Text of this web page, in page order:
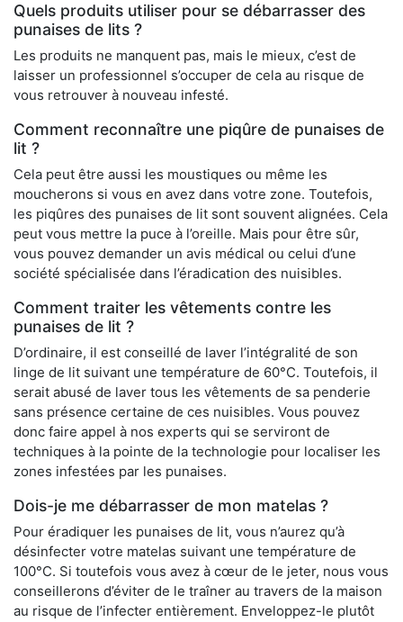
Quels produits utiliser pour se débarrasser des
punaises de lits ?
Les produits ne manquent pas, mais le mieux, c’est de
laisser un professionnel s’occuper de cela au risque de
vous retrouver à nouveau infesté.
Comment reconnaître une piqûre de punaises de
lit ?
Cela peut être aussi les moustiques ou même les
moucherons si vous en avez dans votre zone. Toutefois,
les piqûres des punaises de lit sont souvent alignées. Cela
peut vous mettre la puce à l’oreille. Mais pour être sûr,
vous pouvez demander un avis médical ou celui d’une
société spécialisée dans l’éradication des nuisibles.
Comment traiter les vêtements contre les
punaises de lit ?
D’ordinaire, il est conseillé de laver l’intégralité de son
linge de lit suivant une température de 60°C. Toutefois, il
serait abusé de laver tous les vêtements de sa penderie
sans présence certaine de ces nuisibles. Vous pouvez
donc faire appel à nos experts qui se serviront de
techniques à la pointe de la technologie pour localiser les
zones infestées par les punaises.
Dois-je me débarrasser de mon matelas ?
Pour éradiquer les punaises de lit, vous n’aurez qu’à
désinfecter votre matelas suivant une température de
100°C. Si toutefois vous avez à cœur de le jeter, nous vous
conseillerons d’éviter de le traîner au travers de la maison
au risque de l’infecter entièrement. Enveloppez-le plutôt